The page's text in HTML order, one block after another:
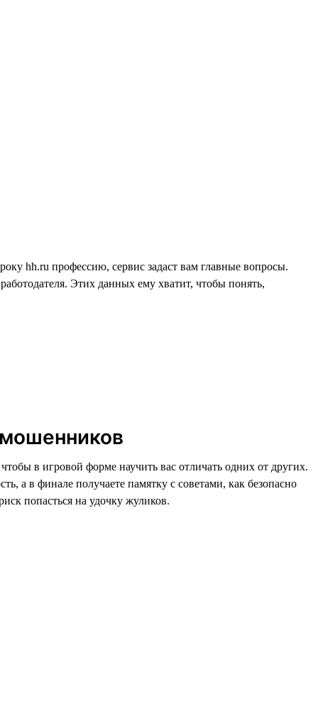
hh.ru профессию, сервис задаст вам главные вопросы.
Этих данных ему хватит, чтобы понять,
в игровой форме научить вас отличать одних от других.
а в финале получаете памятку с советами, как безопасно
попасться на удочку жуликов.